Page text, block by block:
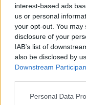
interest-based ads
us or personal
your opt-out. You
disclosure of your
IAB’s list of
also be disclosed by
Downstream
Personal Data
Valerio Bonolo
ostacoli e le
percorso dei
31/05/2012
di Lucio
da una
neo-